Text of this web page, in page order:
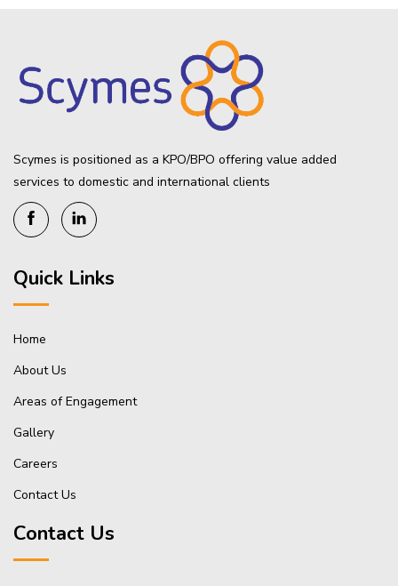
Scymes is positioned as a KPO/BPO offering value added
services to domestic and international clients
Quick Links
Home
About Us
Areas of Engagement
Gallery
Careers
Contact Us
Contact Us